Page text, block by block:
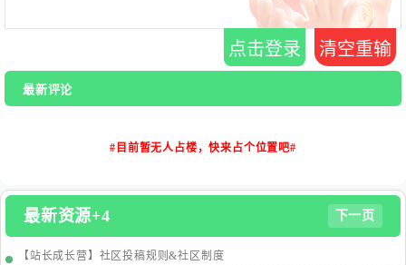
点击登录 清空重输
最新评论
#目前暂无人占楼，快来占个位置吧#
最新资源+4 下一页
【站长成长营】社区投稿规则&社区制度